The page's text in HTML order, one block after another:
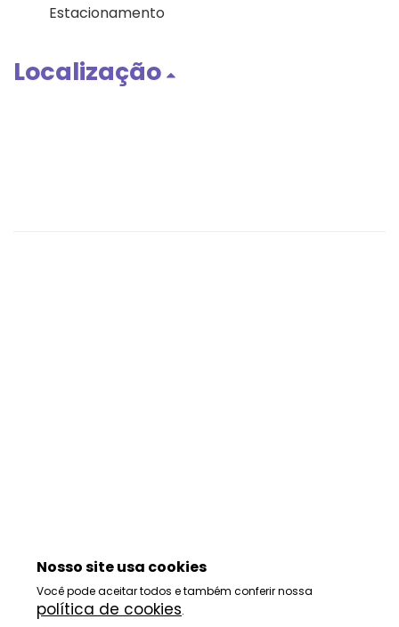
Estacionamento
Localização
Nosso site usa cookies
Você pode aceitar todos e também conferir nossa
política de cookies.